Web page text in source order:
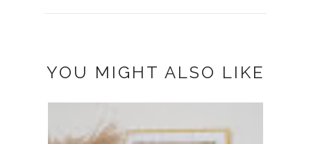
YOU MIGHT ALSO LIKE